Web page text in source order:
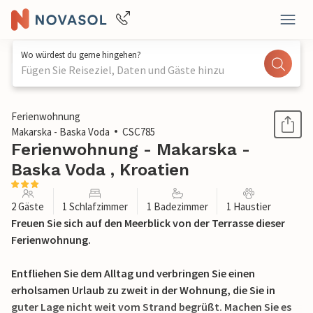
Wo würdest du gerne hingehen?
Fügen Sie Reiseziel, Daten und Gäste hinzu
1 / 22
Ferienwohnung
Makarska - Baska Voda
CSC785
Ferienwohnung - Makarska -
Baska Voda , Kroatien
2 Gäste 1 Schlafzimmer 1 Badezimmer 1 Haustier
Freuen Sie sich auf den Meerblick von der Terrasse dieser
Ferienwohnung.
Entfliehen Sie dem Alltag und verbringen Sie einen
erholsamen Urlaub zu zweit in der Wohnung, die Sie in
guter Lage nicht weit vom Strand begrüßt. Machen Sie es